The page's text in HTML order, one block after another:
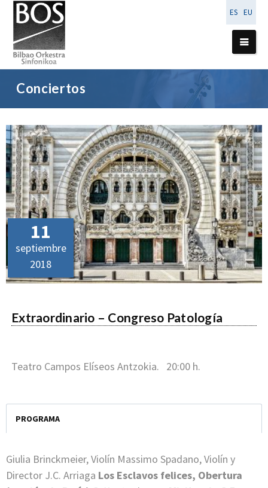
ES EU
Conciertos
Extraordinario – Congreso Patología
11
septiembre
2018
Teatro Campos Elíseos Antzokia. 20:00 h.
PROGRAMA
Giulia Brinckmeier, Violín Massimo Spadano, Violín y
Director J.C. Arriaga Los Esclavos felices, Obertura